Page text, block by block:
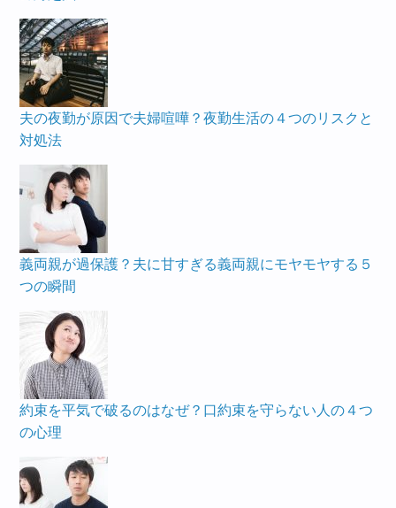
夫の夜勤が原因で夫婦喧嘩？夜勤生活の４つのリスクと
対処法
義両親が過保護？夫に甘すぎる義両親にモヤモヤする５
つの瞬間
約束を平気で破るのはなぜ？口約束を守らない人の４つ
の心理